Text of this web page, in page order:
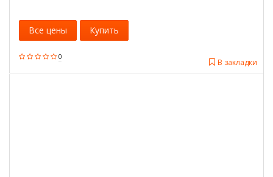
0
В закладки
Все цены Купить